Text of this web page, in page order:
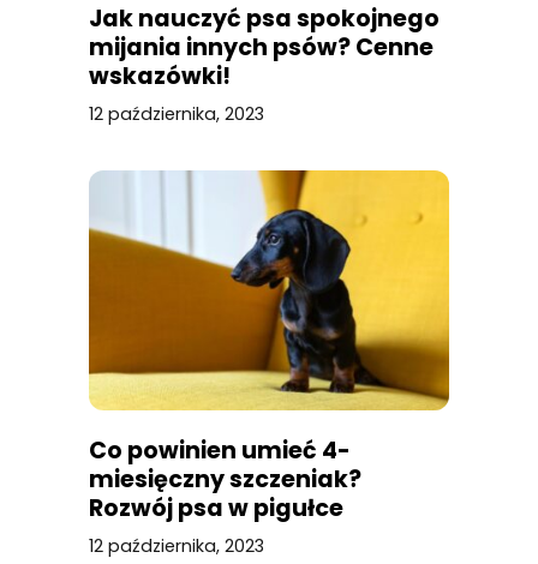
Jak nauczyć psa spokojnego
mijania innych psów? Cenne
wskazówki!
12 października, 2023
Co powinien umieć 4-
miesięczny szczeniak?
Rozwój psa w pigułce
12 października, 2023